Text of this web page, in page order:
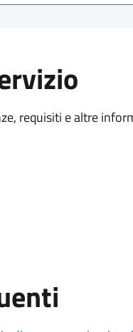
requisiti e altre